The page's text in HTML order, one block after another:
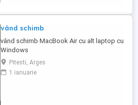
vând schimb
vând schimb MacBook Air cu alt laptop cu
Windows
Pitesti, Arges
1 ianuarie